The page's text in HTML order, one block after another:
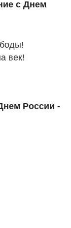
с Днем
век!
России -